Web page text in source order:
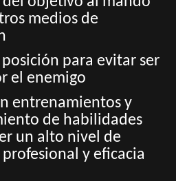
medios de
para evitar ser
el enemigo
entrenamientos y
de habilidades
un alto nivel de
y eficacia